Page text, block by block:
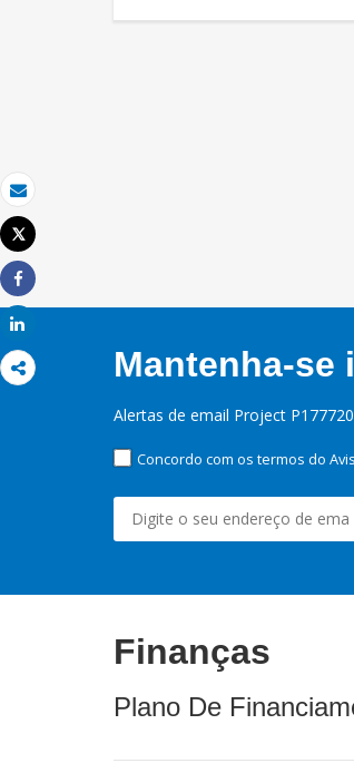
Email
Imprimir
Tweet
Share
Mantenha-se
Alertas de email Project P177720
Concordo com os termos do
Finanças
Plano De